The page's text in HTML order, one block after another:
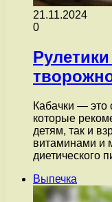
21.11.2024
0
Кабачки — это
которые
детям, так и
витаминами и
диетического
Выпечка